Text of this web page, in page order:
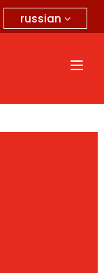
russian